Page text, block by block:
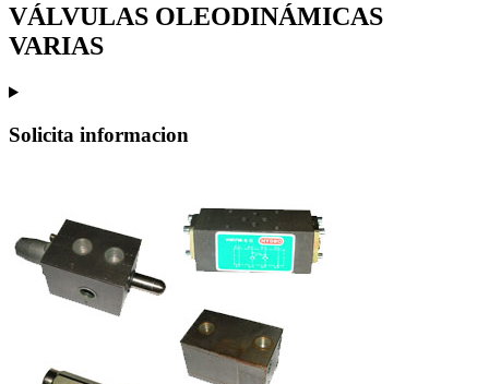
VÁLVULAS OLEODINÁMICAS
VARIAS
Solicita informacion